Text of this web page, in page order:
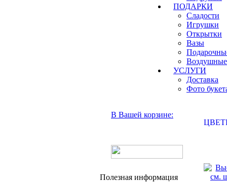
ПОДАРКИ
Сладости
Игрушки
Открытки
Вазы
УСЛУГИ
Доставка
Фото
В Вашей корзине:
Полезная информация